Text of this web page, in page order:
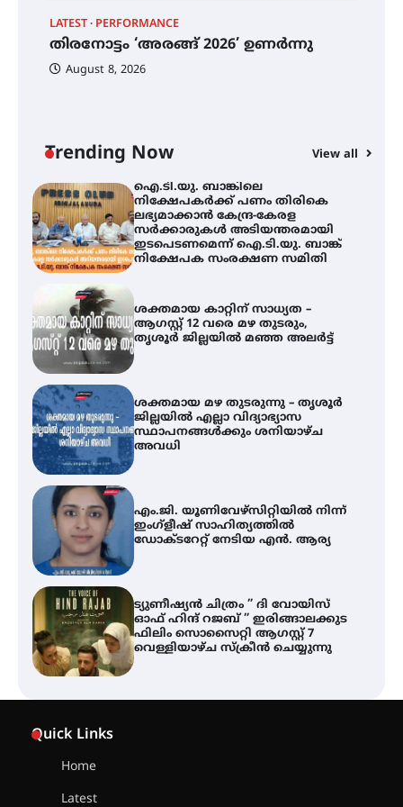
LATEST PERFORMANCE
തിരനോട്ടം ‘അരങ്ങ് 2026’ ഉണർന്നു
August 8, 2026
Trending Now View all
തിരനോട്ടം ‘അരങ്ങ് 2026’ ഉണർന്നു
ഇടപെടണമെന്ന് ഐ.ടി.യു. ബാങ്ക്
നിക്ഷേപക സംരക്ഷണ സമിതി
ശക്തമായ കാറ്റിന് സാധ്യത –
ആഗസ്റ്റ് 12 വരെ മഴ തുടരും,
തൃശൂർ ജില്ലയിൽ മഞ്ഞ അലർട്ട്
ശക്തമായ മഴ തുടരുന്നു – തൃശൂർ
ജില്ലയിൽ എല്ലാ വിദ്യാഭ്യാസ
സ്ഥാപനങ്ങൾക്കും ശനിയാഴ്ച
അവധി
എം.ജി. യൂണിവേഴ്‌സിറ്റിയിൽ നിന്ന്
ഇംഗ്ളീഷ് സാഹിത്യത്തിൽ
ഡോക്ടറേറ്റ് നേടിയ എൻ. ആര്യ
ട്യുണീഷ്യൻ ചിത്രം ” ദി വോയിസ്
ഓഫ് ഹിന്ദ് റജബ് ” ഇരിങ്ങാലക്കുട
ഫിലിം സൊസൈറ്റി ആഗസ്റ്റ് 7
വെള്ളിയാഴ്ച സ്‌ക്രീൻ ചെയ്യുന്നു
തിരനോട്ടം ‘അരങ്ങ് 2026’ ഉണർന്നു
Quick Links
Home
Latest